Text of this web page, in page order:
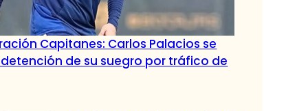
Capitanes: Carlos Palacios se
de su suegro por tráfico de